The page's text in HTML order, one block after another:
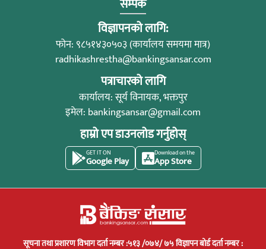
सम्पर्क
विज्ञापनको लागि:
फोन: ९८५१४३०५०३ (कार्यालय समयमा मात्र)
radhikashrestha@bankingsansar.com
पत्राचारको लागि
कार्यालय: सूर्य विनायक, भक्तपुर
इमेल: bankingsansar@gmail.com
हाम्रो एप डाउनलोड गर्नुहोस्
GET IT ON
Google Play
Download on the
App Store
सूचना तथा प्रशारण विभाग दर्ता नम्बर :५१३ /०७४/ ७५ विज्ञापन बोर्ड दर्ता नम्बर :